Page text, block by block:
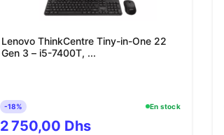
Lenovo ThinkCentre Tiny-in-One 22
Gen 3 – i5-7400T, ...
-18% En stock
2 750,00 Dhs